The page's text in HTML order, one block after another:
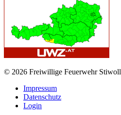
© 2026 Freiwillige Feuerwehr Stiwoll
Impressum
Datenschutz
Login